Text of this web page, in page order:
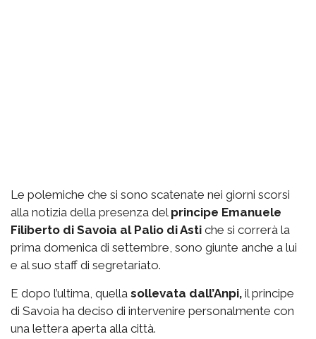
Le polemiche che si sono scatenate nei giorni scorsi
alla notizia della presenza del principe Emanuele
Filiberto di Savoia al Palio di Asti che si correrà la
prima domenica di settembre, sono giunte anche a lui
e al suo staff di segretariato.
E dopo l’ultima, quella sollevata dall’Anpi, il principe
di Savoia ha deciso di intervenire personalmente con
una lettera aperta alla città.